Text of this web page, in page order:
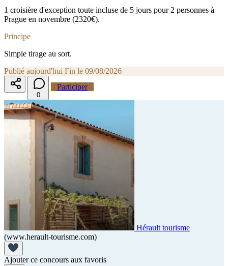
1 croisière d'exception toute incluse de 5 jours pour 2 personnes à
Prague en novembre (2320€).
Principe
Simple tirage au sort.
Publié aujourd'hui Fin le 09/08/2026
0
Participer
Hérault tourisme
(www.herault-tourisme.com)
Ajouter ce concours aux favoris